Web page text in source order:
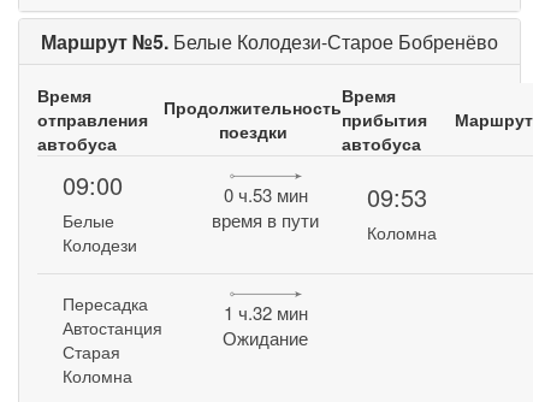
Маршрут №5. Белые Колодези-Старое Бобренёво
Время
отправления
автобуса
Продолжительность
поездки
Время
прибытия
автобуса
Маршрут
09:00
Белые
Колодези
0 ч.53 мин
время в пути
09:53
Коломна
Пересадка
Автостанция
Старая
Коломна
1 ч.32 мин
Ожидание